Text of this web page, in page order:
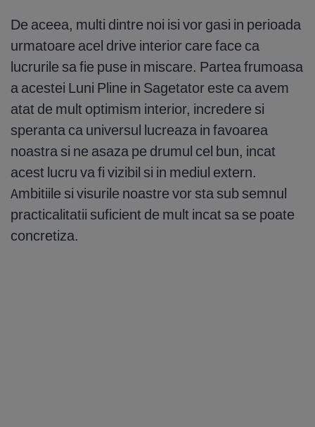
De aceea, multi dintre noi isi vor gasi in perioada
urmatoare acel drive interior care face ca
lucrurile sa fie puse in miscare. Partea frumoasa
a acestei Luni Pline in Sagetator este ca avem
atat de mult optimism interior, incredere si
speranta ca universul lucreaza in favoarea
noastra si ne asaza pe drumul cel bun, incat
acest lucru va fi vizibil si in mediul extern.
Ambitiile si visurile noastre vor sta sub semnul
practicalitatii suficient de mult incat sa se poate
concretiza.